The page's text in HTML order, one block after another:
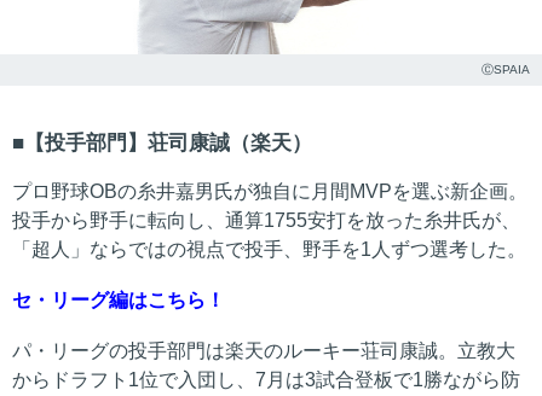
ⒸSPAIA
【投手部門】荘司康誠（楽天）
プロ野球OBの糸井嘉男氏が独自に月間MVPを選ぶ新企画。
投手から野手に転向し、通算1755安打を放った糸井氏が、
「超人」ならではの視点で投手、野手を1人ずつ選考した。
セ・リーグ編はこちら！
パ・リーグの投手部門は楽天のルーキー荘司康誠。立教大
からドラフト1位で入団し、7月は3試合登板で1勝ながら防